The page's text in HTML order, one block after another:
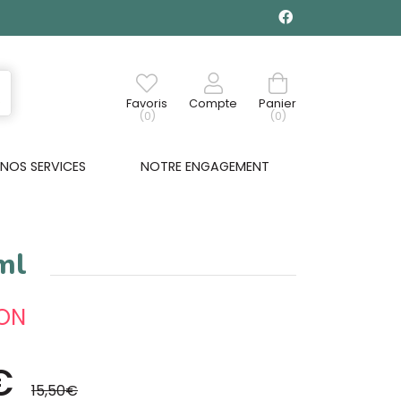
Favoris
(0)
Compte
Panier
(0)
NOS SERVICES NOTRE ENGAGEMENT
15,50€